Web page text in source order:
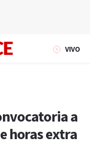
VIVO
a
horas extra